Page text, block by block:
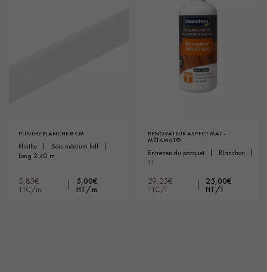
PLINTHE BLANCHE 8 CM
plinthe
bois médium hdf
long 2.40 m
5,85€
TTC/m
5,00€
HT/m
RÉNOVATEUR ASPECT MAT -
MÉTAMAT®
entretien du parquet
blanchon
1l
29,25€
TTC/l
25,00€
HT/l